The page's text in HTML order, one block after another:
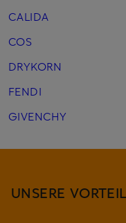
CALIDA
COS
DRYKORN
FENDI
GIVENCHY
UNSERE